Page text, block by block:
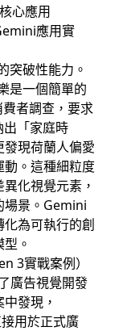
心應用
應用實
突破性能力。
是一個簡單的
者調查，要求
「家庭時
現荷蘭人偏愛
。這種細粒度
化視覺元素，
場景。Gemini
為可執行的創
。
3實戰案例）
廣告視覺開發
發現，
用於正式廣